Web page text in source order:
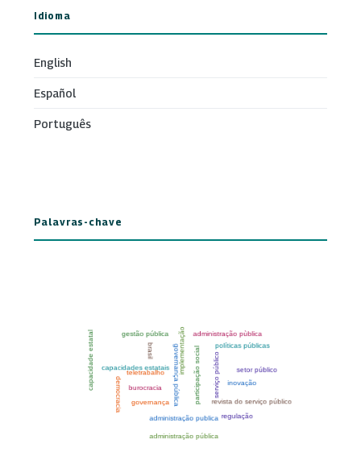
Idioma
English
Español
Português
Palavras-chave